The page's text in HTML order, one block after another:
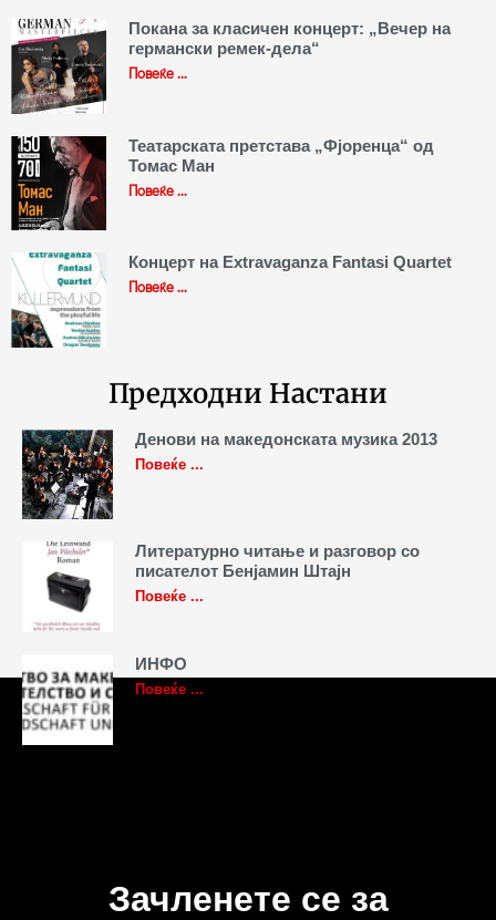
Покана за класичен концерт: „Вечер на
германски ремек-дела“
Повеќе ...
Театарската претстава „Фјоренца“ од
Томас Ман
Повеќе ...
Концерт на Extravaganza Fantasi Quartet
Повеќе ...
Предходни Настани
Денови на македонската музика 2013
Повеќе ...
Литературно читање и разговор со
писателот Бенјамин Штајн
Повеќе ...
ИНФО
Повеќе ...
Зачленете се за